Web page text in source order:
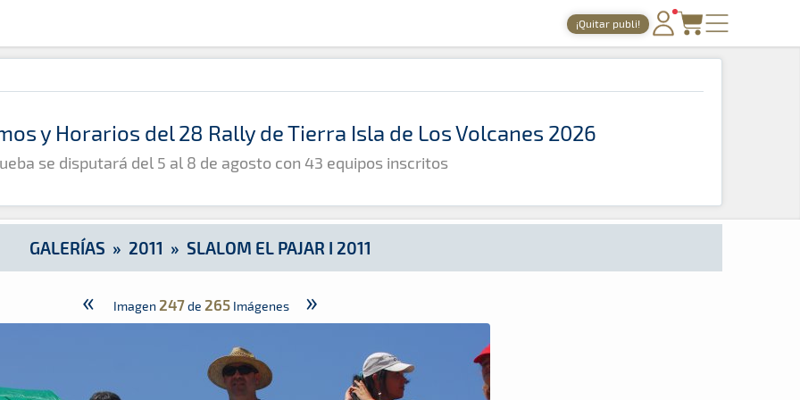
¡Quitar publi!
PORTADA
TIEMPOS ONLINE
GALERÍAS
ARCHIVO
y Horarios del 28 Rally de Tierra Isla de Los Volcanes 2026
se disputará del 5 al 8 de agosto con 43 equipos inscritos
GALERÍAS » 2011 » SLALOM EL PAJAR I 2011
« Imagen 247de 265 Imágenes »